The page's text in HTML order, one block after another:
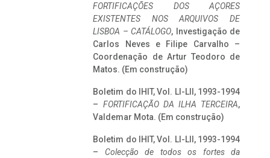
FORTIFICAÇÕES DOS AÇORES
EXISTENTES NOS ARQUIVOS DE
LISBOA – CATÁLOGO, Investigação de
Carlos Neves e Filipe Carvalho –
Coordenação de Artur Teodoro de
Matos. (Em construção)
Boletim do IHIT, Vol. LI-LII, 1993-1994
– FORTIFICAÇÃO DA ILHA TERCEIRA,
Valdemar Mota. (Em construção)
Boletim do IHIT, Vol. LI-LII, 1993-1994
– Colecção de todos os fortes da